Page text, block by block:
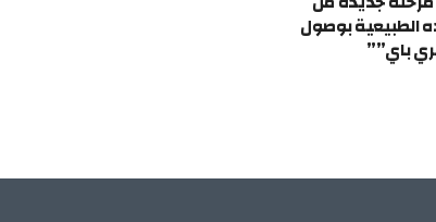
الطبيعية بوصول
باي””